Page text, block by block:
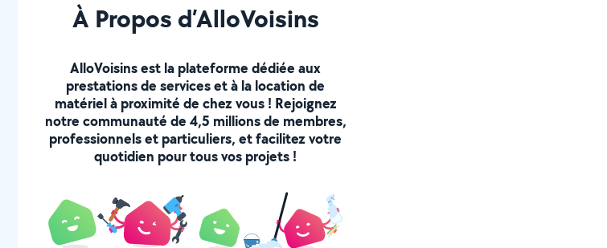
À Propos d’AlloVoisins
AlloVoisins est la plateforme dédiée aux
prestations de services et à la location de
matériel à proximité de chez vous ! Rejoignez
notre communauté de 4,5 millions de membres,
professionnels et particuliers, et facilitez votre
quotidien pour tous vos projets !